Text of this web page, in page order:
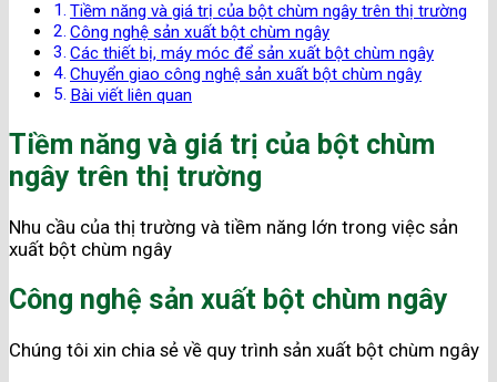
Tiềm năng và giá trị của bột chùm ngây trên thị trường
Công nghệ sản xuất bột chùm ngây
Các thiết bị, máy móc để sản xuất bột chùm ngây
Chuyển giao công nghệ sản xuất bột chùm ngây
Bài viết liên quan
Tiềm năng và giá trị của bột chùm
ngây trên thị trường
Nhu cầu của thị trường và tiềm năng lớn trong việc sản
xuất bột chùm ngây
Công nghệ sản xuất bột chùm ngây
Chúng tôi xin chia sẻ về quy trình sản xuất bột chùm ngây